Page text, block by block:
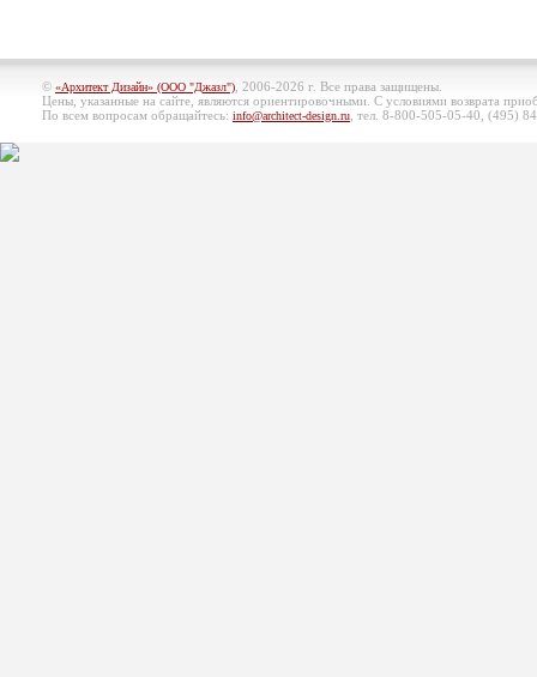
© «Архитект Дизайн» (ООО "Джазл") , 2006-2026 г. Все права защищены.
Цены, указанные на сайте, являются ориентировочными. С условиями возврата
По всем вопросам обращайтесь: info@architect-design.ru , тел. 8-800-505-05-40, (495)